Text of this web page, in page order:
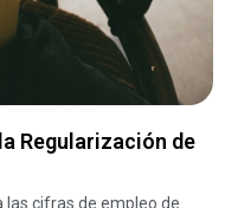
Regularización de
las cifras de empleo de